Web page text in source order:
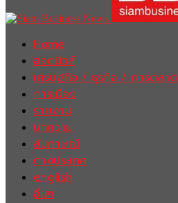
Home
ฮอตนิวส์
เศรษฐกิจ / ธุรกิจ / การตลาด
การเมือง
รายงาน
บทความ
สัมภาษณ์
ต่างประเทศ
english
อื่นๆ